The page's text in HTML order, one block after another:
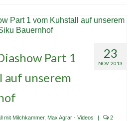
23
NOV. 2013
Part 1
auf unserem
mit Milchkammer, Max Agrar - Videos | 2